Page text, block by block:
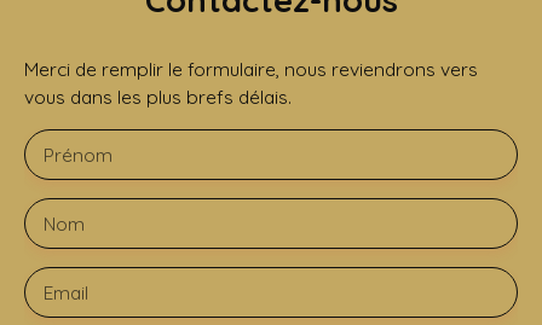
Merci de remplir le formulaire, nous reviendrons vers
vous dans les plus brefs délais.
Prénom
Nom
Email